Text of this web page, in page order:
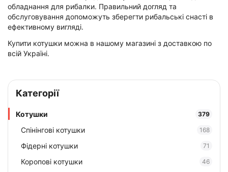
обладнання для рибалки. Правильний догляд та
обслуговування допоможуть зберегти рибальські снасті в
ефективному вигляді.
Купити котушки можна в нашому магазині з доставкою по
всій Україні.
Категорії
Котушки 379
Спінінгові котушки 168
Фідерні котушки 71
Коропові котушки 46